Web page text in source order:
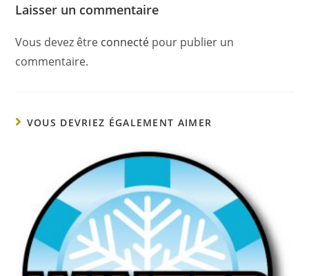
Laisser un commentaire
Vous devez être connecté pour publier un
commentaire.
VOUS DEVRIEZ ÉGALEMENT AIMER